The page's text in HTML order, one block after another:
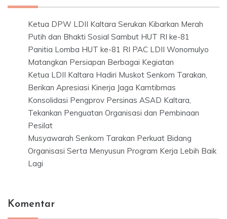
Ketua DPW LDII Kaltara Serukan Kibarkan Merah
Putih dan Bhakti Sosial Sambut HUT RI ke-81
Panitia Lomba HUT ke-81 RI PAC LDII Wonomulyo
Matangkan Persiapan Berbagai Kegiatan
Ketua LDII Kaltara Hadiri Muskot Senkom Tarakan,
Berikan Apresiasi Kinerja Jaga Kamtibmas
Konsolidasi Pengprov Persinas ASAD Kaltara,
Tekankan Penguatan Organisasi dan Pembinaan
Pesilat
Musyawarah Senkom Tarakan Perkuat Bidang
Organisasi Serta Menyusun Program Kerja Lebih Baik
Lagi
Komentar